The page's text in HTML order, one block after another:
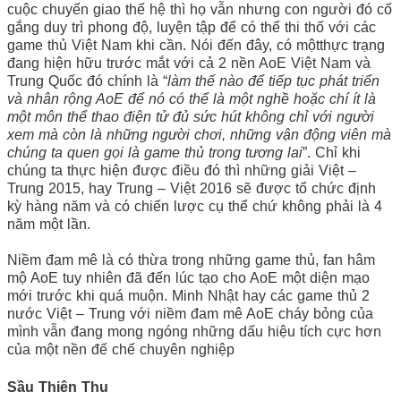
cuộc chuyển giao thế hệ thì họ vẫn nhưng con người đó cố
gắng duy trì phong độ, luyện tập để có thể thi thố với các
game thủ Việt Nam khi cần. Nói đến đây, có mộtthực trạng
đang hiện hữu trước mắt với cả 2 nền AoE Việt Nam và
Trung Quốc đó chính là “làm thế nào để tiếp tục phát triển
và nhân rộng AoE để nó có thể là một nghề hoặc chí ít là
một môn thể thao điện tử đủ sức hút không chỉ với người
xem mà còn là những người chơi, những vận động viên mà
chúng ta quen gọi là game thủ trong tương lai”. Chỉ khi
chúng ta thực hiện được điều đó thì những giải Việt –
Trung 2015, hay Trung – Việt 2016 sẽ được tổ chức định
kỳ hàng năm và có chiến lược cụ thể chứ không phải là 4
năm một lần.
Niềm đam mê là có thừa trong những game thủ, fan hâm
mộ AoE tuy nhiên đã đến lúc tạo cho AoE một diện mạo
mới trước khi quá muộn. Minh Nhật hay các game thủ 2
nước Việt – Trung với niềm đam mê AoE cháy bỏng của
mình vẫn đang mong ngóng những dấu hiệu tích cực hơn
của một nền đế chế chuyên nghiệp
Sầu Thiên Thu